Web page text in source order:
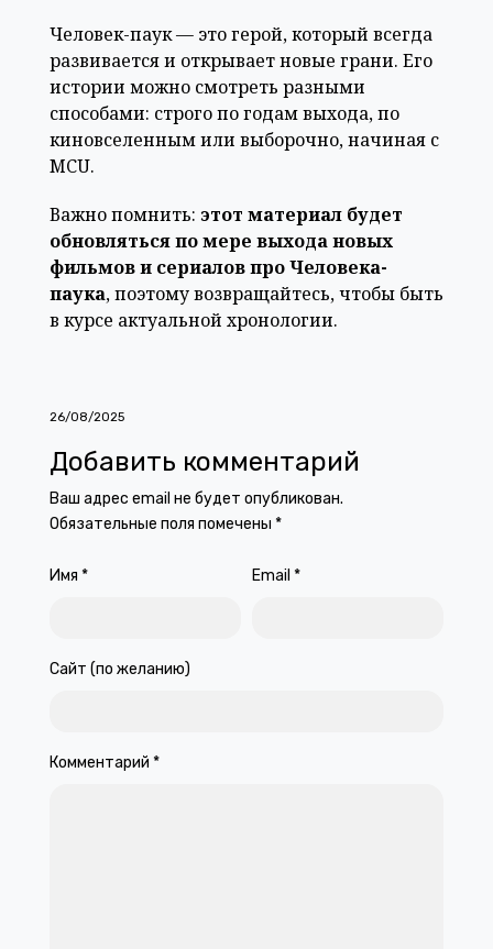
Человек-паук — это герой, который всегда
развивается и открывает новые грани. Его
истории можно смотреть разными
способами: строго по годам выхода, по
киновселенным или выборочно, начиная с
MCU.
Важно помнить: этот материал будет
обновляться по мере выхода новых
фильмов и сериалов про Человека-
паука, поэтому возвращайтесь, чтобы быть
в курсе актуальной хронологии.
26/08/2025
Добавить комментарий
Ваш адрес email не будет опубликован.
Обязательные поля помечены *
Имя * Email *
Сайт (по желанию)
Комментарий *